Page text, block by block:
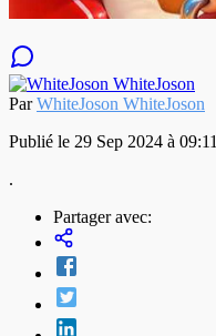
ParWhiteJoson WhiteJoson
Publié le 29 Sep 2024 à 09:11
.
Partager avec: